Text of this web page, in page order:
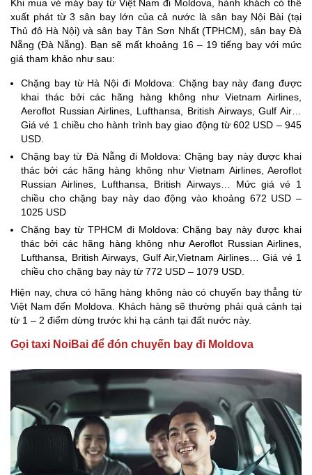
Khi mua vé máy bay từ Việt Nam đi Moldova, hành khách có thể
xuất phát từ 3 sân bay lớn của cả nước là sân bay Nội Bài (tại
Thủ đô Hà Nội) và sân bay Tân Sơn Nhất (TPHCM), sân bay Đà
Nẵng (Đà Nẵng). Bạn sẽ mất khoảng 16 – 19 tiếng bay với mức
giá tham khảo như sau:
Chặng bay từ Hà Nội đi Moldova: Chặng bay này đang được
khai thác bởi các hãng hàng không như Vietnam Airlines,
Aeroflot Russian Airlines, Lufthansa, British Airways, Gulf Air…
Giá vé 1 chiều cho hành trình bay giao động từ 602 USD – 945
USD.
Chặng bay từ Đà Nẵng đi Moldova: Chặng bay này được khai
thác bởi các hãng hàng không như Vietnam Airlines, Aeroflot
Russian Airlines, Lufthansa, British Airways… Mức giá vé 1
chiều cho chặng bay này dao động vào khoảng 672 USD –
1025 USD
Chặng bay từ TPHCM đi Moldova: Chặng bay này được khai
thác bởi các hãng hàng không như Aeroflot Russian Airlines,
Lufthansa, British Airways, Gulf Air,Vietnam Airlines… Giá vé 1
chiều cho chặng bay này từ 772 USD – 1079 USD.
Hiện nay, chưa có hãng hàng không nào có chuyến bay thẳng từ
Việt Nam đến Moldova. Khách hàng sẽ thường phải quá cảnh tại
từ 1 – 2 điểm dừng trước khi hạ cánh tại đất nước này.
Gọi taxi NoiBai để đón chuyến bay đi Moldova